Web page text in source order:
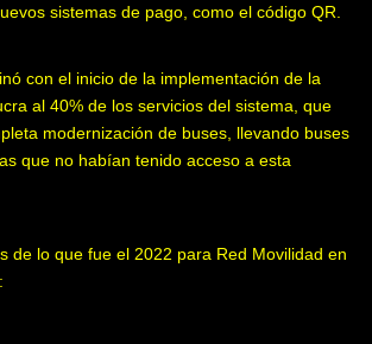
sistemas de pago, como el código QR.
con el inicio de la implementación de la
al 40% de los servicios del sistema, que
modernización de buses, llevando buses
que no habían tenido acceso a esta
de lo que fue el 2022 para Red Movilidad en